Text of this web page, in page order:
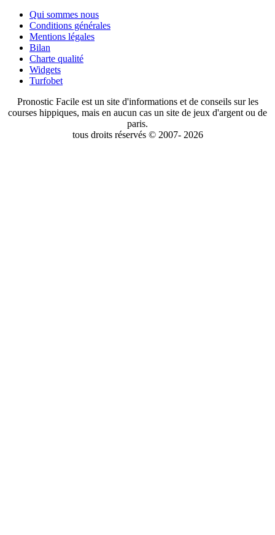
Qui sommes nous
Conditions générales
Mentions légales
Bilan
Charte qualité
Widgets
Turfobet
Pronostic Facile est un site d'informations et de conseils sur les
courses hippiques, mais en aucun cas un site de jeux d'argent ou de
paris.
tous droits réservés © 2007- 2026